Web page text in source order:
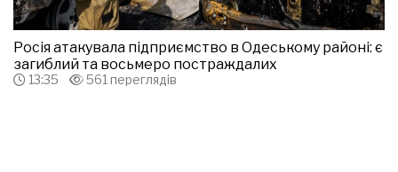
Росія атакувала підприємство в Одеському районі: є
загиблий та восьмеро постраждалих
13:35 561 переглядів